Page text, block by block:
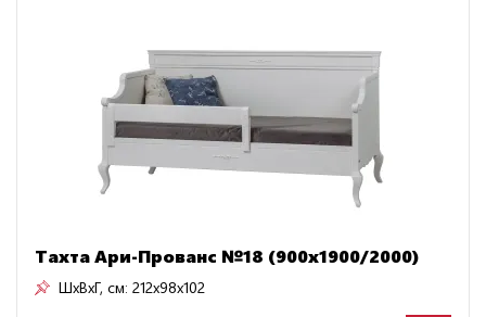
Тахта Ари-Прованс №18 (900х1900/2000)
ШxВxГ, см: 212x98x102